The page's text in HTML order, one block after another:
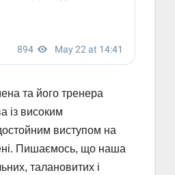
та його тренера
із високим
виступом на
Пишаємось, що наша
талановитих і